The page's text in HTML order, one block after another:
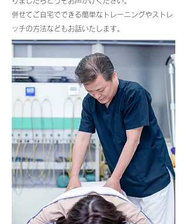
併せてご自宅でできる簡単なトレーニングやストレ
ッチの方法などもお話いたします。